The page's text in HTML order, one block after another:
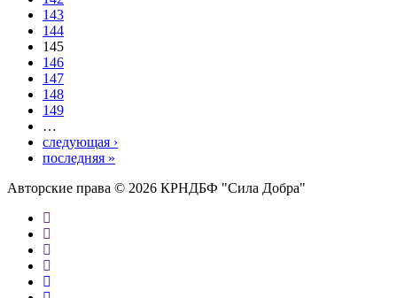
143
144
145
146
147
148
149
…
следующая ›
последняя »
Авторские права © 2026 КРНДБФ "Сила Добра"